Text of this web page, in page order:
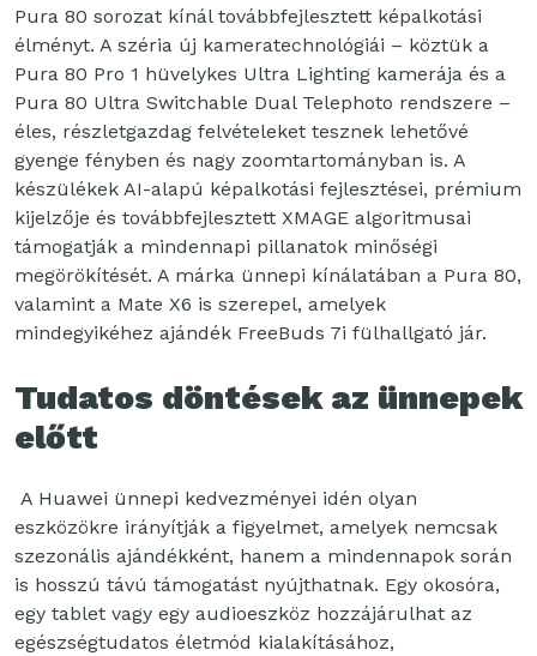
Pura 80 sorozat kínál továbbfejlesztett képalkotási
élményt. A széria új kameratechnológiái – köztük a
Pura 80 Pro 1 hüvelykes Ultra Lighting kamerája és a
Pura 80 Ultra Switchable Dual Telephoto rendszere –
éles, részletgazdag felvételeket tesznek lehetővé
gyenge fényben és nagy zoomtartományban is. A
készülékek AI-alapú képalkotási fejlesztései, prémium
kijelzője és továbbfejlesztett XMAGE algoritmusai
támogatják a mindennapi pillanatok minőségi
megörökítését. A márka ünnepi kínálatában a Pura 80,
valamint a Mate X6 is szerepel, amelyek
mindegyikéhez ajándék FreeBuds 7i fülhallgató jár.
Tudatos döntések az ünnepek
előtt
A Huawei ünnepi kedvezményei idén olyan
eszközökre irányítják a figyelmet, amelyek nemcsak
szezonális ajándékként, hanem a mindennapok során
is hosszú távú támogatást nyújthatnak. Egy okosóra,
egy tablet vagy egy audioeszköz hozzájárulhat az
egészségtudatos életmód kialakításához,